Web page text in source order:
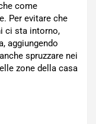
come
Per evitare che
ci sta intorno,
aggiungendo
spruzzare nei
zone della casa